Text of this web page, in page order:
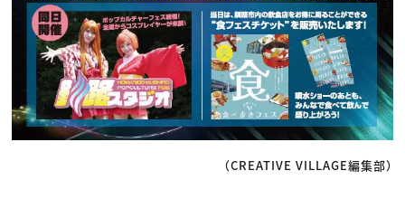
（CREATIVE VILLAGE編集部）